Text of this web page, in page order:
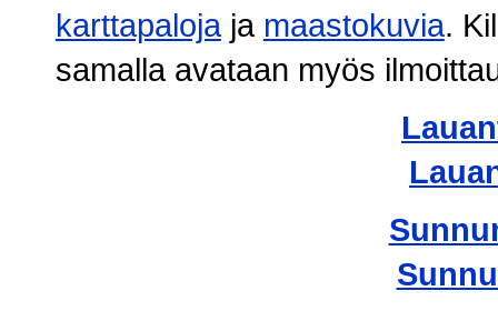
karttapaloja ja maastokuvia.
samalla avataan myös